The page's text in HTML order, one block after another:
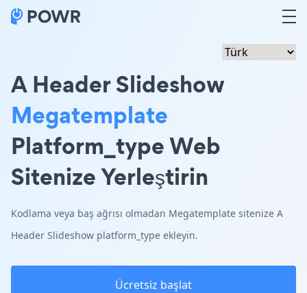
A Header Slideshow
Megatemplate
Platform_type Web
Sitenize Yerleştirin
Kodlama veya baş ağrısı olmadan Megatemplate sitenize A
Header Slideshow platform_type ekleyin.
Ücretsiz başlat